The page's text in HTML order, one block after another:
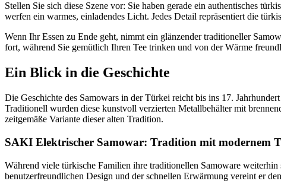
Stellen Sie sich diese Szene vor: Sie haben gerade ein authentisches
werfen ein warmes, einladendes Licht. Jedes Detail repräsentiert die
Wenn Ihr Essen zu Ende geht, nimmt ein glänzender traditioneller
fort, während Sie gemütlich Ihren Tee trinken und von der Wärme
Ein Blick in die Geschichte
Die Geschichte des Samowars in der Türkei reicht bis ins 17.
Traditionell wurden diese kunstvoll verzierten Metallbehälter mit
zeitgemäße Variante dieser alten Tradition.
SAKI Elektrischer Samowar: Tradition mit modernem
Während viele türkische Familien ihre traditionellen Samoware
benutzerfreundlichen Design und der schnellen Erwärmung vereint er